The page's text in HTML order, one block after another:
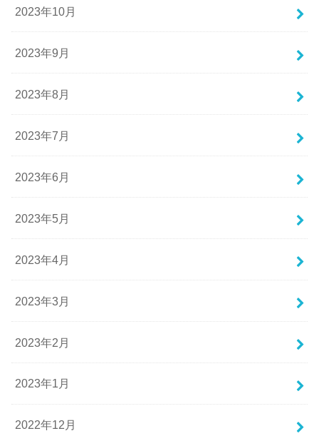
2023年10月
2023年9月
2023年8月
2023年7月
2023年6月
2023年5月
2023年4月
2023年3月
2023年2月
2023年1月
2022年12月